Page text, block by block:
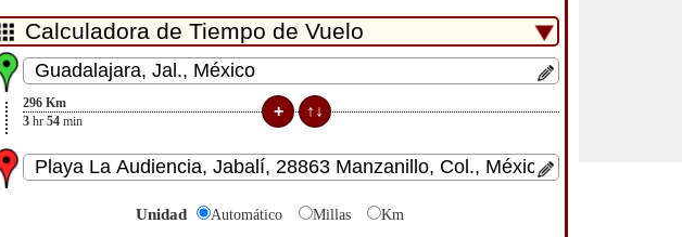
296 Km
3 hr 54 min
Unidad Automático Millas Km